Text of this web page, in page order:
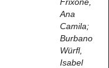
Ana
Camila;
Burbano
Würfl,
Isabel